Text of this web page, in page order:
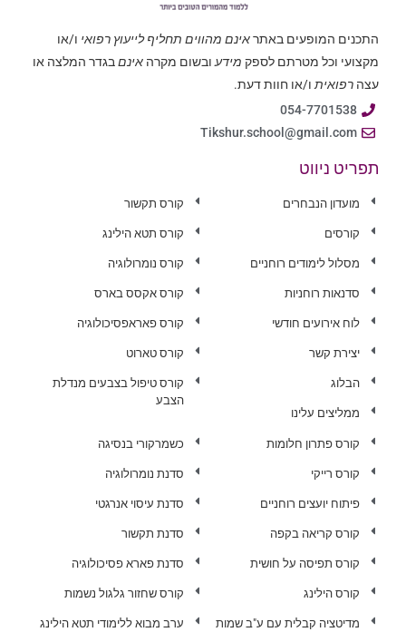
התכנים המופעים באתראינם מהווים תחליף לייעוץ רפואי ו/או
מקצועי וכל מטרתם לספק מידע ובשום מקרה אינםבגדר המלצה או
עצה רפואית ו/או חוות דעת.
054-7701538
Tikshur.school@gmail.com
תפריט ניווט
מועדון הנבחרים
קורסים
מסלול לימודים רוחניים
סדנאות רוחניות
לוח אירועים חודשי
יצירת קשר
הבלוג
ממליצים עלינו
קורס תקשור
קורס תטא הילינג
קורס נומרולוגיה
קורס אקסס בארס
קורס פאראפסיכולוגיה
קורס טארוט
קורס טיפול בצבעים מנדלת
הצבע
קורס פתרון חלומות
קורס רייקי
פיתוח יועצים רוחניים
קורס קריאה בקפה
קורס תפיסה על חושית
קורס הילינג
מדיטציה קבלית עם ע"ב שמות
כשמרקורי בנסיגה
סדנת נומרולוגיה
סדנת עיסוי אנרגטי
סדנת תקשור
סדנת פארא פסיכולוגיה
קורס שחזור גלגול נשמות
ערב מבוא ללימודי תטא הילינג